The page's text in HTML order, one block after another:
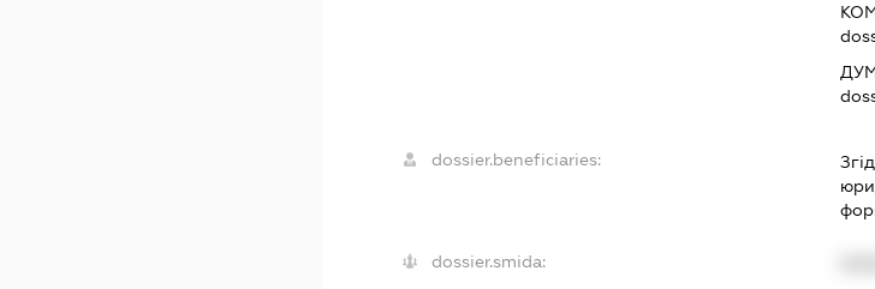
dossier.beneficiaries:
dossier.smida: